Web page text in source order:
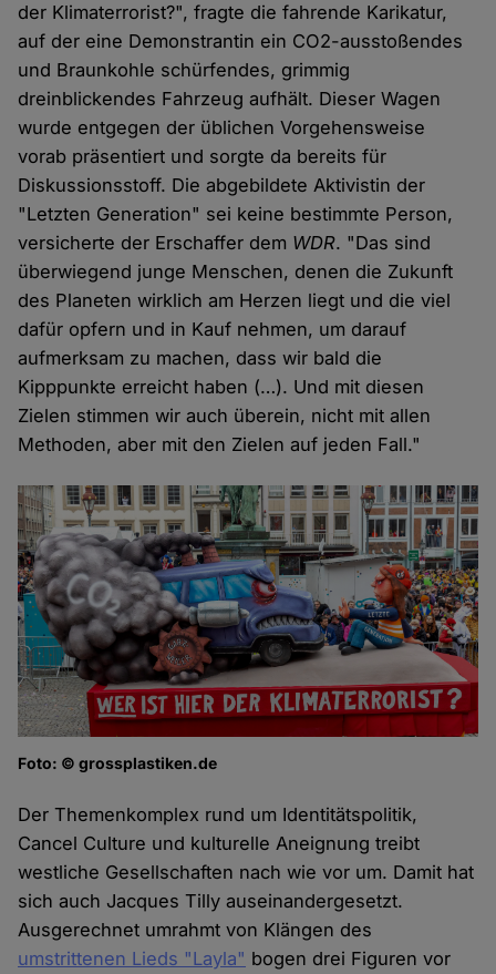
der Klimaterrorist?", fragte die fahrende Karikatur,
auf der eine Demonstrantin ein CO2-ausstoßendes
und Braunkohle schürfendes, grimmig
dreinblickendes Fahrzeug aufhält. Dieser Wagen
wurde entgegen der üblichen Vorgehensweise
vorab präsentiert und sorgte da bereits für
Diskussionsstoff. Die abgebildete Aktivistin der
"Letzten Generation" sei keine bestimmte Person,
versicherte der Erschaffer dem WDR. "Das sind
überwiegend junge Menschen, denen die Zukunft
des Planeten wirklich am Herzen liegt und die viel
dafür opfern und in Kauf nehmen, um darauf
aufmerksam zu machen, dass wir bald die
Kipppunkte erreicht haben (…). Und mit diesen
Zielen stimmen wir auch überein, nicht mit allen
Methoden, aber mit den Zielen auf jeden Fall."
Foto: © grossplastiken.de
Der Themenkomplex rund um Identitätspolitik,
Cancel Culture und kulturelle Aneignung treibt
westliche Gesellschaften nach wie vor um. Damit hat
sich auch Jacques Tilly auseinandergesetzt.
Ausgerechnet umrahmt von Klängen des
umstrittenen Lieds "Layla" bogen drei Figuren vor